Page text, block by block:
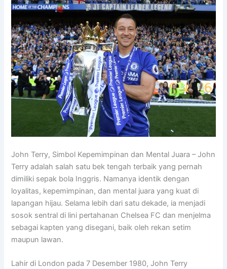
John Terry, Simbol Kepemimpinan dan Mental Juara – John
Terry adalah salah satu bek tengah terbaik yang pernah
dimiliki sepak bola Inggris. Namanya identik dengan
loyalitas, kepemimpinan, dan mental juara yang kuat di
lapangan hijau. Selama lebih dari satu dekade, ia menjadi
sosok sentral di lini pertahanan Chelsea FC dan menjelma
sebagai kapten yang disegani, baik oleh rekan setim
maupun lawan.
Lahir di London pada 7 Desember 1980, John Terry